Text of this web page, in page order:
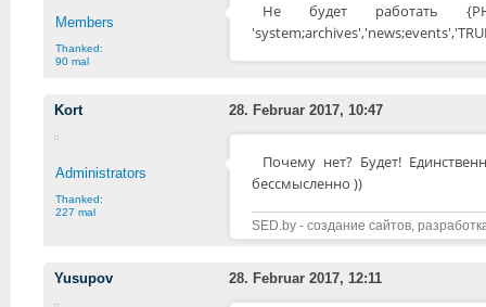
Members
Thanked:
90 mal
Не будет работать
Kort 28. Februar 2017, 10:47
Administrators
Thanked:
227 mal
Почему нет? Будет!
бессмысленно ))
SED.by - создание сайтов,
Yusupov 28. Februar 2017, 12:11